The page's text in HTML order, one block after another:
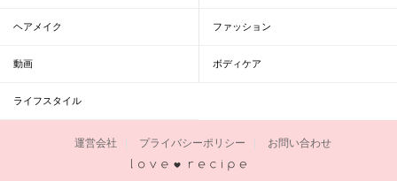
ヘアメイク ファッション
動画 ボディケア
ライフスタイル
運営会社 プライバシーポリシー お問い合わせ